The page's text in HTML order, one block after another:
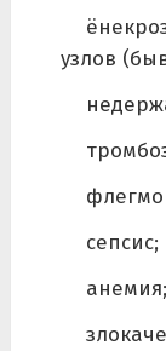
узлов
сепсис;
анемия;